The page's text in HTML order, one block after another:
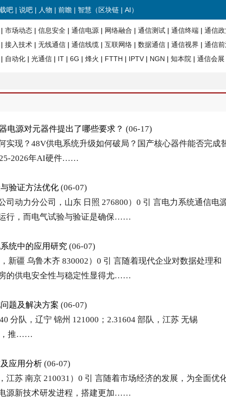
吧 | 说吧 | 人物 | 前瞻 | 智慧（ 区块链 | AI）
| 市场动态 | 信息安全 | 通信电源 | 网络融合 | 通信测试 | 通信终端 | 通信
| 接入技术 | 无线通信 | 通信线缆 | 互联网络 | 数据通信 | 通信视界 | 通信
| 自动化 | 光通信 | IT | 6G | 烽火 | FTTH | IPTV | NGN | 知本院 | 通信会展
电源对元器件提出了哪些要求？ (06-17)
实现？48V供电系统升级如何破局？国产核心器件能否完成
2026年AI硬件……
验证方法优化 (06-07)
动力分公司，山东 日照 276800）0 引 言电力系统通信电
行，而电气试验与验证是确保……
统中的应用研究 (06-07)
新疆 乌鲁木齐 830002）0 引 言随着现代企业对数据处理和
的供电安全性与稳定性显得尤……
题及解决方案 (06-07)
分队，辽宁 锦州 121000；2.31604 部队，江苏 无锡
，推……
应用分析 (06-07)
苏 南京 210031）0 引 言随着市场经济的发展，为全面优
源新技术研发进程，搭建更加……